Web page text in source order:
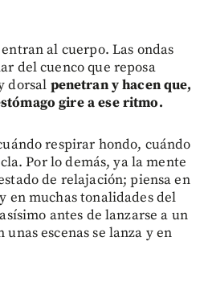
al cuerpo. Las ondas
del cuenco que reposa
dorsal penetran y hacen que,
gire a ese ritmo.
respirar hondo, cuándo
Por lo demás, ya la mente
de relajación; piensa en
en muchas tonalidades del
antes de lanzarse a un
escenas se lanza y en